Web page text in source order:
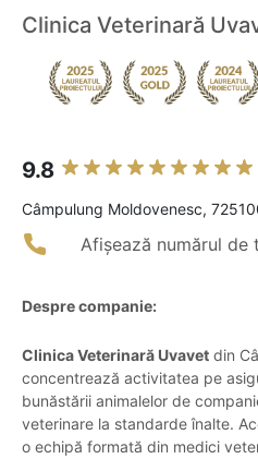
Clinica Veterinară
9.8
Câmpulung Moldovenesc,
Afișează numărul de
Despre companie:
Clinica Veterinară Uvavet din
concentrează activitatea pe
bunăstării animalelor de
veterinare la standarde înalte.
o echipă formată din medici